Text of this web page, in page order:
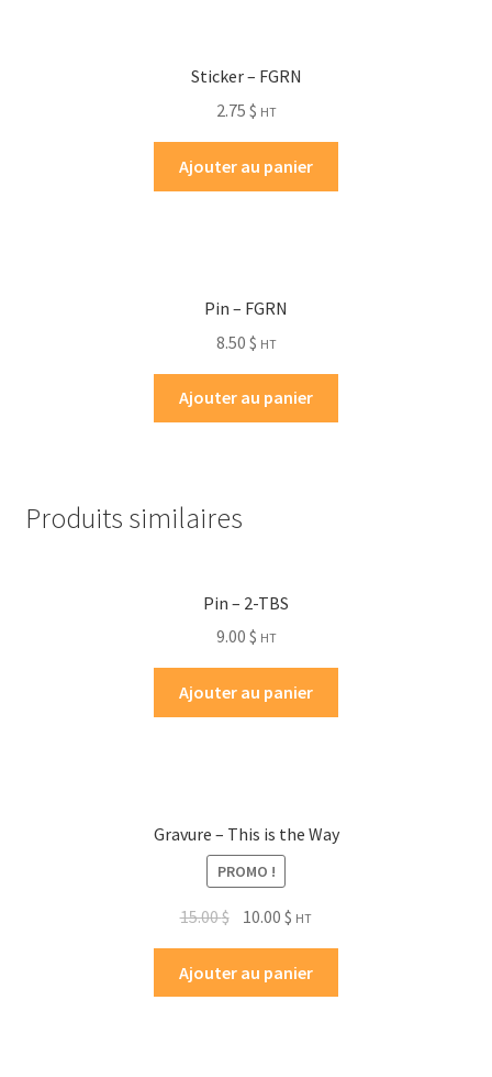
Sticker – FGRN
2.75 $ HT
Ajouter au panier
Pin – FGRN
8.50 $ HT
Ajouter au panier
Produits similaires
Pin – 2-TBS
9.00 $ HT
Ajouter au panier
Gravure – This is the Way
PROMO !
15.00$ 10.00$ HT
Ajouter au panier